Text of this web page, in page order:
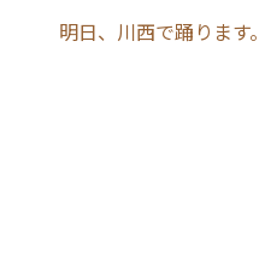
明日、川西で踊ります。